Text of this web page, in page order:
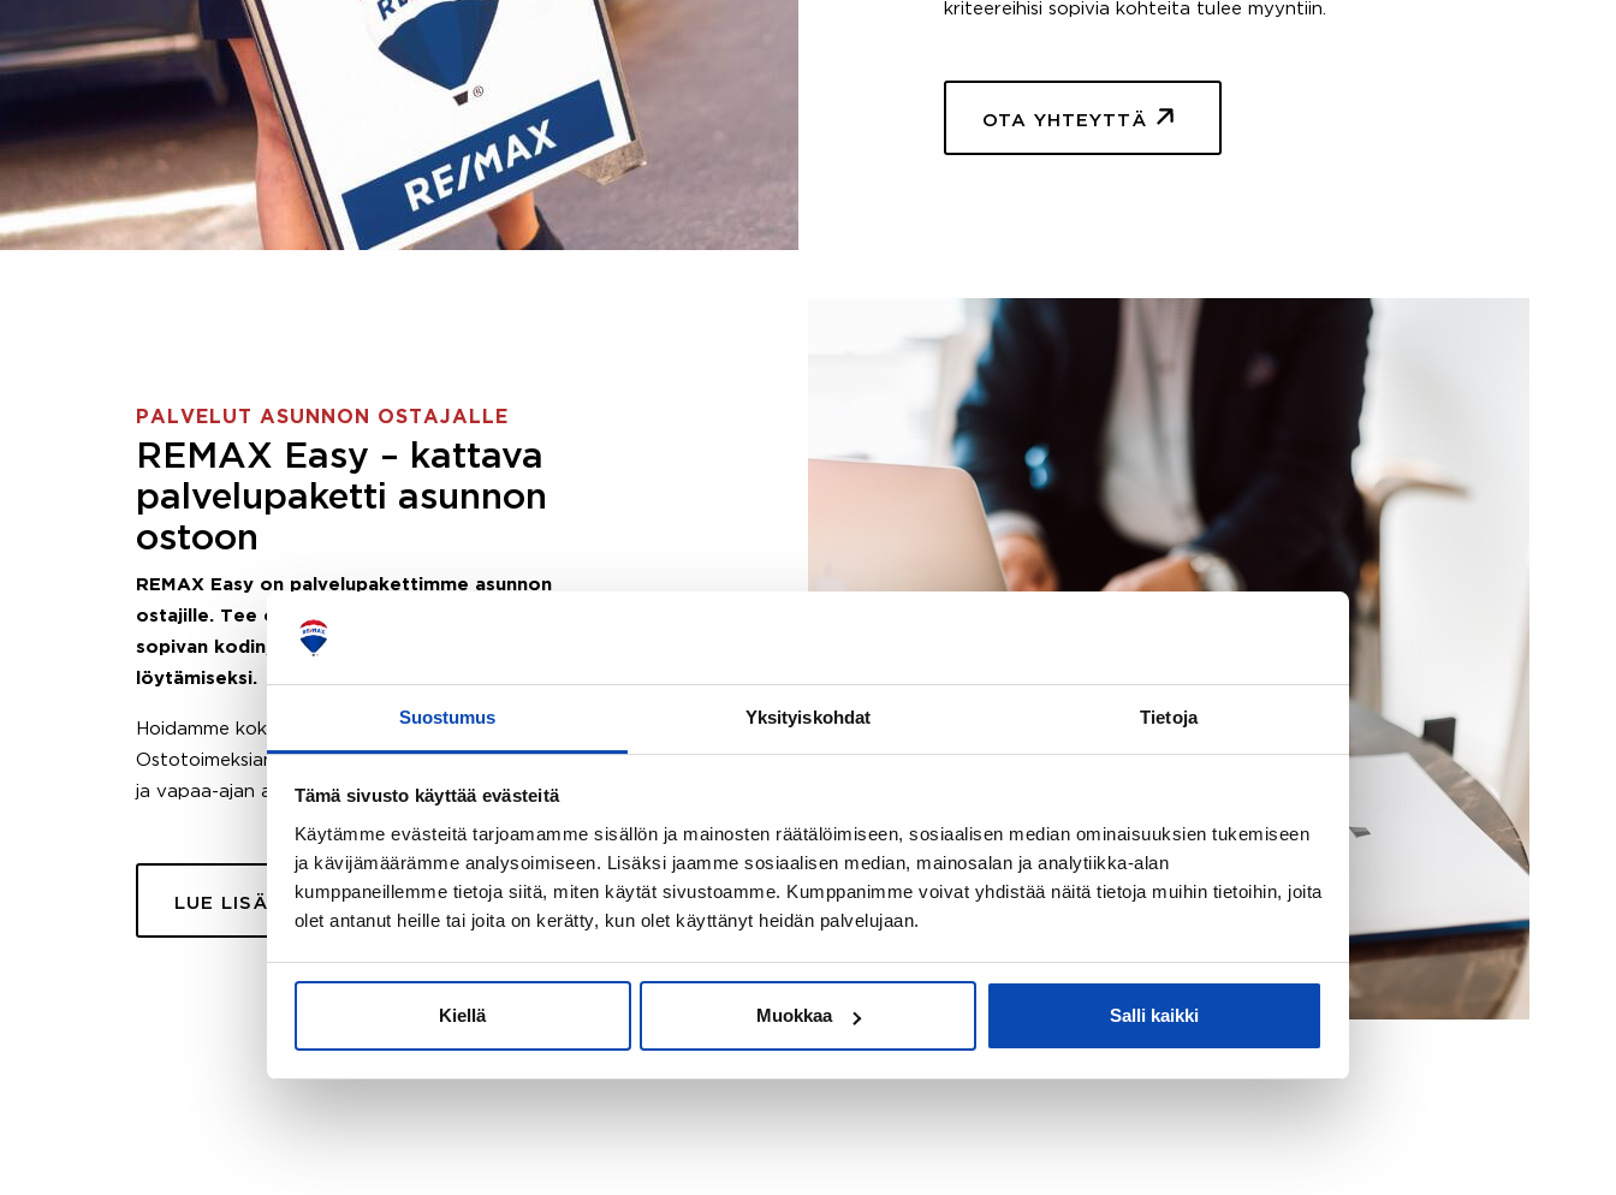
Suostumus Yksityiskohdat Tietoja
Tämä sivusto käyttää evästeitä
Käytämme evästeitä tarjoamamme sisällön ja mainosten räätälöimiseen, sosiaalisen median ominaisuuksien tukemiseen
ja kävijämäärämme analysoimiseen. Lisäksi jaamme sosiaalisen median, mainosalan ja analytiikka-alan
kumppaneillemme tietoja siitä, miten käytät sivustoamme. Kumppanimme voivat yhdistää näitä tietoja muihin tietoihin, joita
olet antanut heille tai joita on kerätty, kun olet käyttänyt heidän palvelujaan.
Kiellä Muokkaa Salli kaikki
kriteereihisi sopivia kohteita tulee myyntiin.
OTA YHTEYTTÄ
PALVELUT ASUNNON OSTAJALLE
REMAX Easy – kattava
palvelupaketti asunnon
ostoon
REMAX Easy on palvelupakettimme asunnon
ostajille. Tee ostotoimeksianto ja etsimme juuri sinulle
sopivan kodin, eikä sinun tarvitse nähdä vaivaa sen
löytämiseksi.
Hoidamme koko ostoprosessin puolestasi.
Ostotoimeksiantopalvelumme sopii myös esimerkiksi sijoitus-
ja vapaa-ajan asuntojen ostoon.
LUE LISÄÄ